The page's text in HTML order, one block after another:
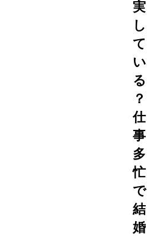
実
し
て
い
る
？
仕
事
多
忙
で
結
婚